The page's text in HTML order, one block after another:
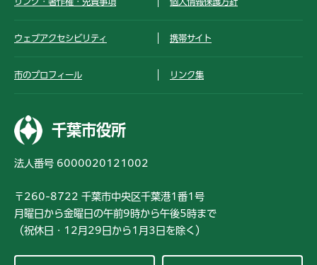
ウェブアクセシビリティ 携帯サイト
市のプロフィール リンク集
千葉市役所
法人番号 6000020121002
〒260-8722 千葉市中央区千葉港1番1号
月曜日から金曜日の午前9時から午後5時まで
（祝休日・12月29日から1月3日を除く）